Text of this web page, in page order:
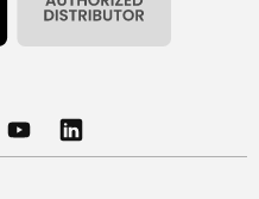
YouTubeTranslation